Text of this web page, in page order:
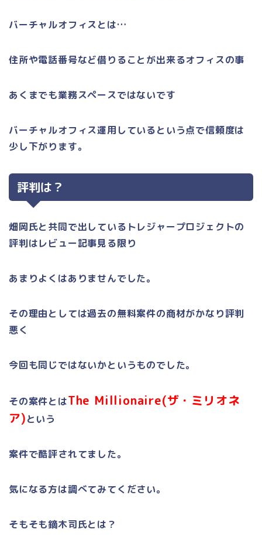
バーチャルオフィスとは…
住所や電話番号など借りることが出来るオフィスの事
あくまでも業務スペースではないです
バーチャルオフィス運用しているという点で信頼度は
少し下がります。
評判は？
畑岡氏と共同で出しているトレジャープロジェクトの
評判はレビュー記事見る限り
あまりよくはありませんでした。
その理由としては過去の無料案件の商材がかなり評判
悪く
今回も同じではないかというものでした。
その案件とはThe Millionaire(ザ・ミリオネ
ア)という
案件で酷評されてました。
気になる方は調べてみてください。
そもそも鏑木司氏とは？